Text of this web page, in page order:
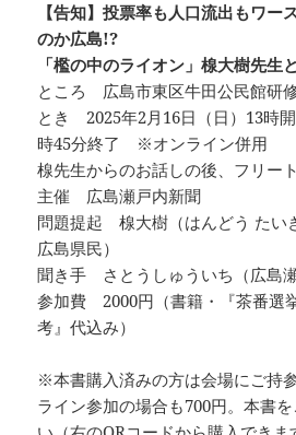
【告知】投票率も人口流出もワー
のか広島!?
「檻の中のライオン」楾大樹先生
ところ 広島市東区牛田公民館研
とき 2025年2月16日（日）13
時45分終了 ※オンライン併用
楾先生からのお話しの後、フリー
主催 広島瀬戸内新聞
問題提起 楾大樹（はんどう たい
広島県民）
聞き手 さとうしゅういち（広島瀬
参加費 2000円（書籍・『茶番選
考』代込み）
※本書購入済みの方は会場にご持
ライン参加の場合も700円。本書